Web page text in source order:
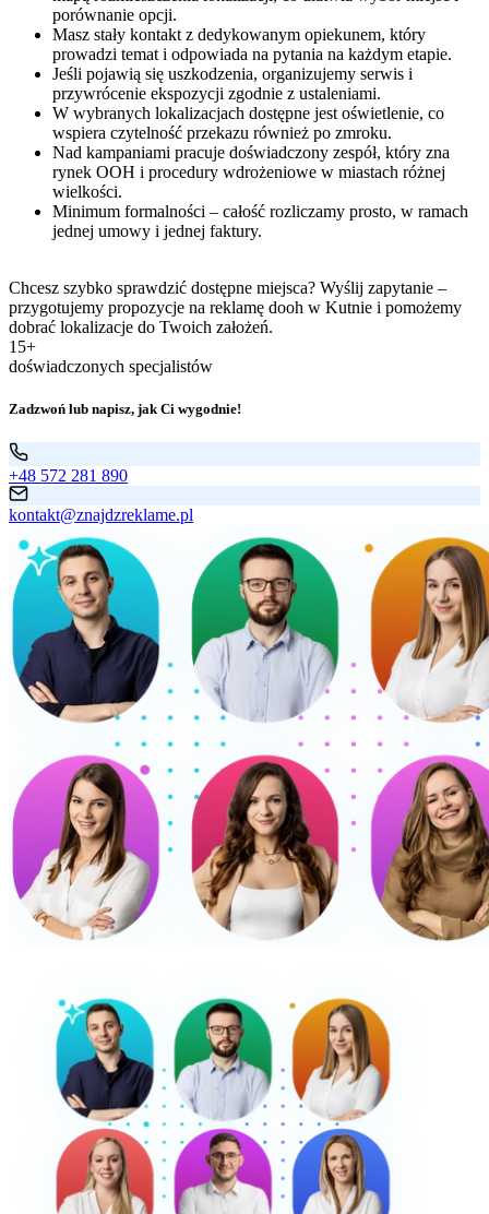
porównanie opcji.
Masz stały kontakt z dedykowanym opiekunem, który
prowadzi temat i odpowiada na pytania na każdym etapie.
Jeśli pojawią się uszkodzenia, organizujemy serwis i
przywrócenie ekspozycji zgodnie z ustaleniami.
W wybranych lokalizacjach dostępne jest oświetlenie, co
wspiera czytelność przekazu również po zmroku.
Nad kampaniami pracuje doświadczony zespół, który zna
rynek OOH i procedury wdrożeniowe w miastach różnej
wielkości.
Minimum formalności – całość rozliczamy prosto, w ramach
jednej umowy i jednej faktury.
Chcesz szybko sprawdzić dostępne miejsca? Wyślij zapytanie –
przygotujemy propozycje na reklamę dooh w Kutnie i pomożemy
dobrać lokalizacje do Twoich założeń.
15+
doświadczonych specjalistów
Zadzwoń lub napisz, jak Ci wygodnie!
+48 572 281 890
kontakt@znajdzreklame.pl